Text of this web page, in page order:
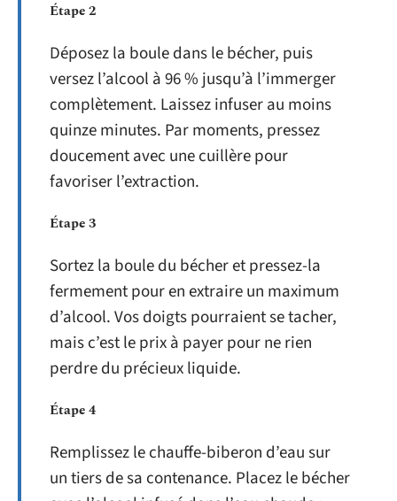
Étape 2
Déposez la boule dans le bécher, puis
versez l’alcool à 96 % jusqu’à l’immerger
complètement. Laissez infuser au moins
quinze minutes. Par moments, pressez
doucement avec une cuillère pour
favoriser l’extraction.
Étape 3
Sortez la boule du bécher et pressez-la
fermement pour en extraire un maximum
d’alcool. Vos doigts pourraient se tacher,
mais c’est le prix à payer pour ne rien
perdre du précieux liquide.
Étape 4
Remplissez le chauffe-biberon d’eau sur
un tiers de sa contenance. Placez le bécher